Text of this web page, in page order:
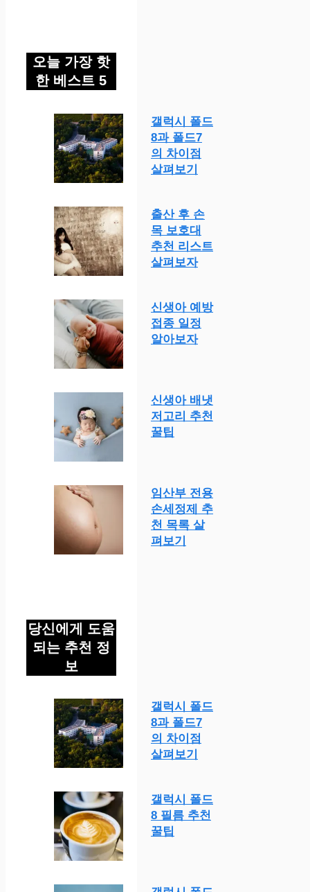
오늘 가장 핫
한 베스트 5
갤럭시 폴드
8과 폴드7
의 차이점
살펴보기
출산 후 손
목 보호대
추천 리스트
살펴보자
신생아 예방
접종 일정
알아보자
신생아 배냇
저고리 추천
꿀팁
임산부 전용
손세정제 추
천 목록 살
펴보기
당신에게 도움
되는 추천 정
보
갤럭시 폴드
8과 폴드7
의 차이점
살펴보기
갤럭시 폴드
8 필름 추천
꿀팁